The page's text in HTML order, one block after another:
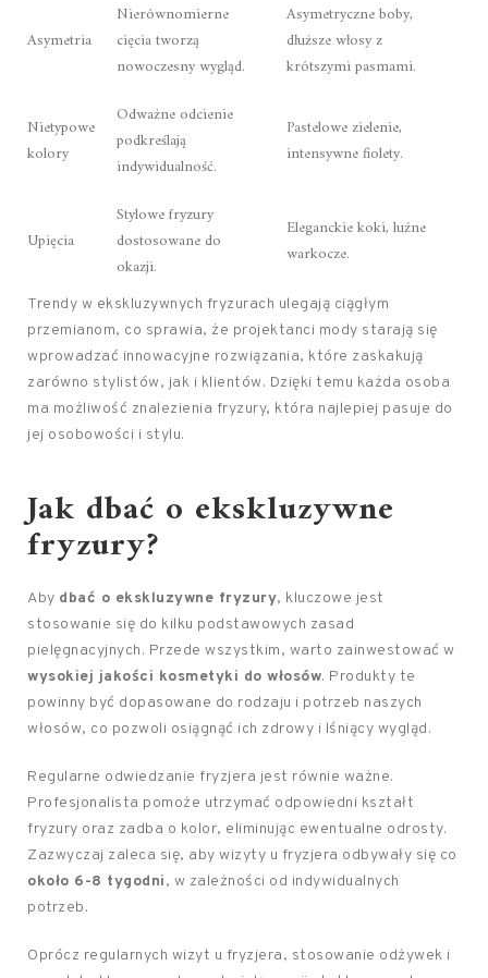
Asymetria
Nierównomierne
cięcia tworzą
nowoczesny wygląd.
Asymetryczne boby,
dłuższe włosy z
krótszymi pasmami.
Nietypowe
kolory
Odważne odcienie
podkreślają
indywidualność.
Pastelowe zielenie,
intensywne fiolety.
Upięcia
Stylowe fryzury
dostosowane do
okazji.
Eleganckie koki, luźne
warkocze.
Trendy w ekskluzywnych fryzurach ulegają ciągłym
przemianom, co sprawia, że projektanci mody starają się
wprowadzać innowacyjne rozwiązania, które zaskakują
zarówno stylistów, jak i klientów. Dzięki temu każda osoba
ma możliwość znalezienia fryzury, która najlepiej pasuje do
jej osobowości i stylu.
Jak dbać o ekskluzywne
fryzury?
Aby dbać o ekskluzywne fryzury, kluczowe jest
stosowanie się do kilku podstawowych zasad
pielęgnacyjnych. Przede wszystkim, warto zainwestować w
wysokiej jakości kosmetyki do włosów. Produkty te
powinny być dopasowane do rodzaju i potrzeb naszych
włosów, co pozwoli osiągnąć ich zdrowy i lśniący wygląd.
Regularne odwiedzanie fryzjera jest równie ważne.
Profesjonalista pomoże utrzymać odpowiedni kształt
fryzury oraz zadba o kolor, eliminując ewentualne odrosty.
Zazwyczaj zaleca się, aby wizyty u fryzjera odbywały się co
około 6-8 tygodni, w zależności od indywidualnych
potrzeb.
Oprócz regularnych wizyt u fryzjera, stosowanie odżywek i